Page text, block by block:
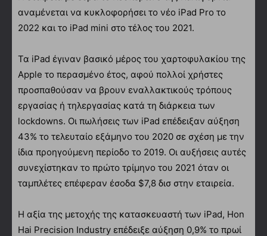
αναμένεται να κυκλοφορήσει το νέο iPad Pro το
2022 και το iPad mini στο τέλος του 2021.
Τα iPad έγιναν βασικό μέρος του χαρτοφυλακίου της
Apple το περασμένο έτος, αφού πολλοί χρήστες
προσπαθούσαν να βρουν εναλλακτικούς τρόπους
εργασίας ή τηλεργασίας κατά τη διάρκεια των
lockdowns. Οι πωλήσεις των iPad επέδειξαν αύξηση
43% το τελευταίο εξάμηνο του 2020 σε σχέση με την
ίδια προηγούμενη περίοδο το 2019. Οι αυξήσεις αυτές
συνεχίστηκαν το πρώτο τρίμηνο του 2021 όταν οι
ταμπλέτες επέφεραν έσοδα $7,8 δισ στην εταιρεία.
Η αξία της μετοχής της κατασκευαστή των iPad, Hon
Hai Precision Industry επέδειξε αύξηση 0,9% το πρωί